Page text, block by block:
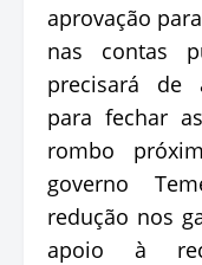
aprovação
nas contas
precisará de
para fechar
rombo
governo
redução nos
apoio à